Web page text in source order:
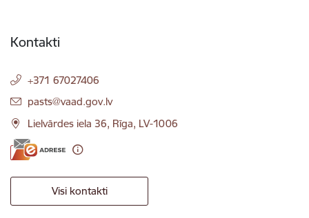
Kontakti
+371 67027406
E-pasts:
pasts@vaad.gov.lv
Lielvārdes iela 36, Rīga, LV-1006
Visi kontakti